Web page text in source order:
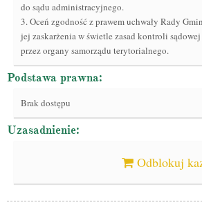
do sądu administracyjnego.
3. Oceń zgodność z prawem uchwały Rady
jej zaskarżenia w świetle zasad kontroli
przez organy samorządu terytorialnego.
Podstawa prawna:
Brak dostępu
Uzasadnienie:
Odblokuj